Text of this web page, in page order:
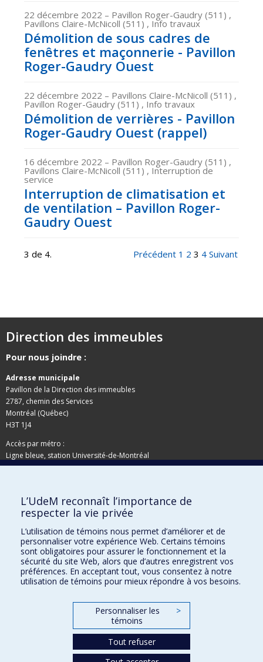
22 décembre 2022 – Pavillon Roger-Gaudry (511) ,
Pavillons Claire-McNicoll (511) , Info travaux
Démolition de sous cadres de
fenêtres et maçonnerie - Pavillon
Roger-Gaudry Ouest
22 décembre 2022 – Pavillons Claire-McNicoll (511) ,
Pavillon Roger-Gaudry (511) , Info travaux
Démolition de verrières - Pavillon
Roger-Gaudry Ouest (rappel)
16 décembre 2022 – Pavillon Roger-Gaudry (511) ,
Pavillons Claire-McNicoll (511) , Interruption de
service
Interruption de climatisation et
de ventilation – Pavillon Roger-
Gaudry Ouest
3 de 4. Précédent 1 2 3 4 Suivant
Direction des immeubles
Pour nous joindre :
Adresse municipale
Pavillon de la Direction des immeubles
2787, chemin des Services
Montréal (Québec)
H3T 1J4
Accès par métro :
Ligne bleue, station Université-de-Montréal
Pavillon de la Direction des immeubles
C.P. 6128, succursale Centre-ville
Montréal (Québec)
H3C 3J7
Besoin d'aide ?
Joindre l'équipe
L’UdeM reconnaît l’importance de
respecter la vie privée
L’utilisation de témoins nous permet d’améliorer et de
personnaliser votre expérience Web. Certains témoins
sont obligatoires pour assurer le fonctionnement et la
sécurité du site Web, alors que d’autres enregistrent vos
préférences. En acceptant tout, vous consentez à notre
utilisation de témoins pour mieux répondre à vos besoins.
Personnaliser les
témoins
>
Tout refuser